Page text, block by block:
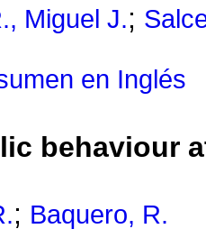
Miguel J.;
en Inglés
behaviour
; Baquero, R.